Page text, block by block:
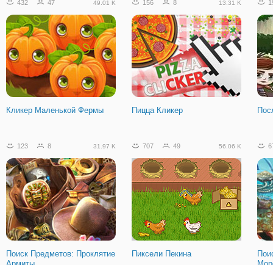
432 47 49.01 K
Кликер Маленькой Фермы
156 8 13.31 K
Пицца Кликер
123 8 31.97 K
Поиск Предметов: Проклятие
707 49 56.06 K
Пиксели Пекина